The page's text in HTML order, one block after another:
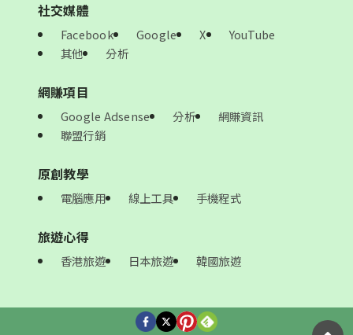
社交媒體
Facebook Google X
YouTube
其他
分析
網賺項目
Google Adsense 分析
網賺資訊
聯盟行銷
原創教學
電腦應用 線上工具 手機程式
旅遊心得
香港旅遊 日本旅遊 韓國旅遊